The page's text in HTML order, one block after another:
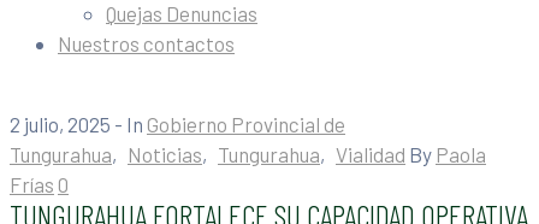
Quejas Denuncias
Nuestros contactos
2 julio, 2025 - In Gobierno Provincial de
Tungurahua‚ Noticias‚ Tungurahua‚ Vialidad By Paola
Frías 0
TUNGURAHUA FORTALECE SU CAPACIDAD OPERATIVA